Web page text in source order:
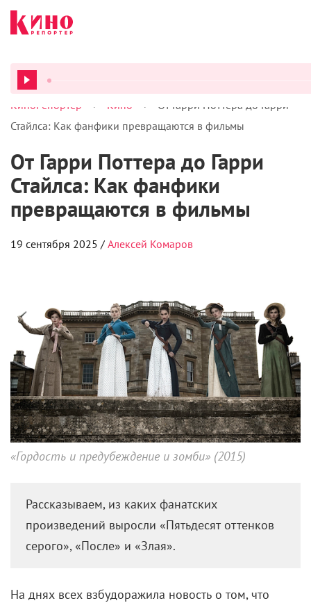
ВСЕ
КиноРепортер > Кино >
От Гарри Поттера до Гарри
Стайлса: Как фанфики превращаются в фильмы
От Гарри Поттера до Гарри
Стайлса: Как фанфики
превращаются в фильмы
19 сентября 2025 / Алексей Комаров
«Гордость и предубеждение и зомби» (2015)
Рассказываем, из каких фанатских
произведений выросли «Пятьдесят оттенков
серого», «После» и «Злая».
На днях всех взбудоражила новость о том, что